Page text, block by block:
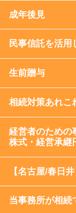
成年後見
民事信託を活用
生前贈与
相続対策あれこ
経営者のための
株式・経営承継
【名古屋/春日
当事務所が相続